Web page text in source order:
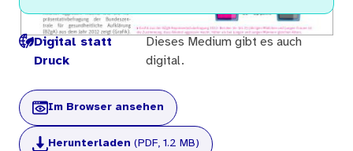
Digital statt
Druck
Dieses Medium gibt es auch
digital.
Im Browser ansehen
Herunterladen (PDF, 1.2 MB)